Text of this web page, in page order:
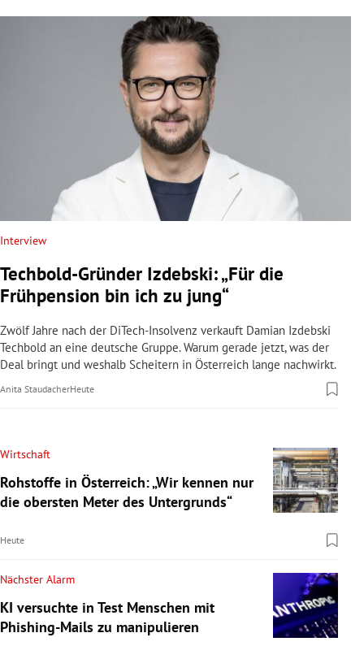
Interview
Techbold-Gründer Izdebski: „Für die
Frühpension bin ich zu jung“
Zwölf Jahre nach der DiTech-Insolvenz verkauft Damian Izdebski
Techbold an eine deutsche Gruppe. Warum gerade jetzt, was der
Deal bringt und weshalb Scheitern in Österreich lange nachwirkt.
Anita StaudacherHeute
Wirtschaft
Rohstoffe in Österreich: „Wir kennen nur
die obersten Meter des Untergrunds“
Heute
Nächster Alarm
KI versuchte in Test Menschen mit
Phishing-Mails zu manipulieren